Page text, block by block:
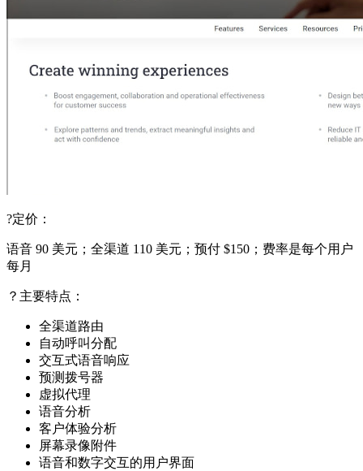
?定价：
语音 90 美元；全渠道 110 美元；预付 $150；费率是每个用户
每月
？主要特点：
全渠道路由
自动呼叫分配
交互式语音响应
预测拨号器
虚拟代理
语音分析
客户体验分析
屏幕录像附件
语音和数字交互的用户界面